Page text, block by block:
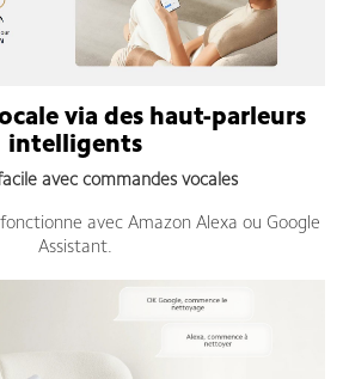
via des haut-parleurs
intelligents
avec commandes vocales
avec Amazon Alexa ou Google
Assistant.